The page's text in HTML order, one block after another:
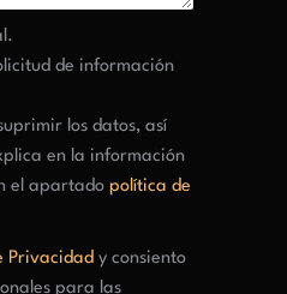
de información
los datos, así
en la información
el apartadopolítica de
Privacidad y consiento
para las